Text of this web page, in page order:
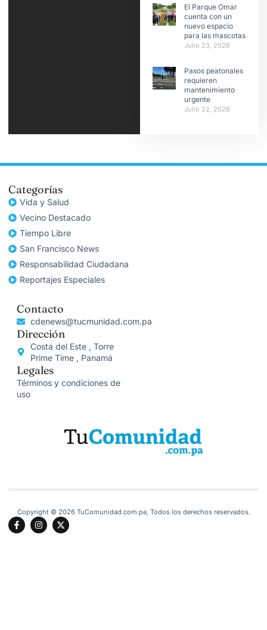
El Parque Omar
cuenta con un
nuevo espacio
para las mascotas
Julio 23, 2026
Pasos peatonales
requieren
mantenimiento
urgente
Julio 22, 2026
Categorías
Vida y Salud
Vecino Destacado
Tiempo Libre
San Francisco News
Responsabilidad Ciudadana
Reportajes Especiales
Contacto
cdenews@tucmunidad.com.pa
Dirección
Costa del Este , Torre
Prime Time , Panamá
Legales
Términos y condiciones de
uso
Copyright © 2026 TuComunidad.com.pa, Todos los derechos reservados.